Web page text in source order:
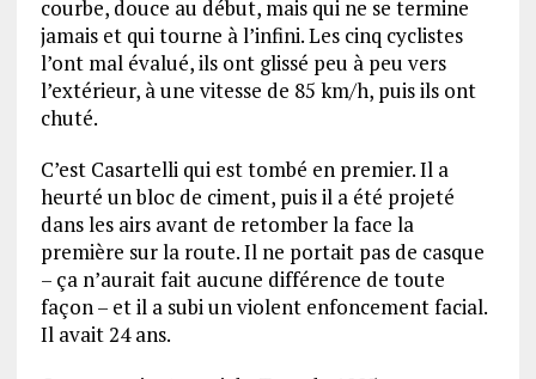
courbe, douce au début, mais qui ne se termine
jamais et qui tourne à l’infini. Les cinq cyclistes
l’ont mal évalué, ils ont glissé peu à peu vers
l’extérieur, à une vitesse de 85 km/h, puis ils ont
chuté.
C’est Casartelli qui est tombé en premier. Il a
heurté un bloc de ciment, puis il a été projeté
dans les airs avant de retomber la face la
première sur la route. Il ne portait pas de casque
– ça n’aurait fait aucune différence de toute
façon – et il a subi un violent enfoncement facial.
Il avait 24 ans.